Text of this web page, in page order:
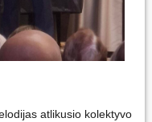
atlikusio kolektyvo